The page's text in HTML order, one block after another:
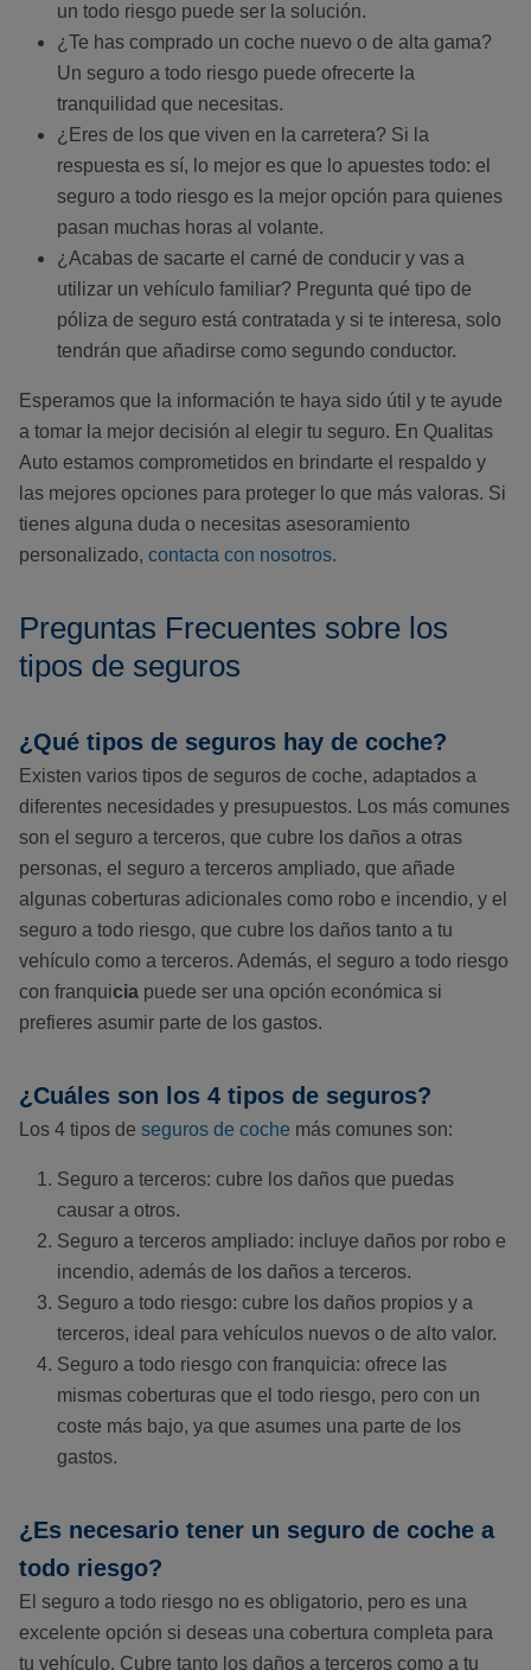
un todo riesgo puede ser la solución.
¿Te has comprado un coche nuevo o de alta gama?
Un seguro a todo riesgo puede ofrecerte la
tranquilidad que necesitas.
¿Eres de los que viven en la carretera? Si la
respuesta es sí, lo mejor es que lo apuestes todo: el
seguro a todo riesgo es la mejor opción para quienes
pasan muchas horas al volante.
¿Acabas de sacarte el carné de conducir y vas a
utilizar un vehículo familiar? Pregunta qué tipo de
póliza de seguro está contratada y si te interesa, solo
tendrán que añadirse como segundo conductor.
Esperamos que la información te haya sido útil y te ayude
a tomar la mejor decisión al elegir tu seguro. En Qualitas
Auto estamos comprometidos en brindarte el respaldo y
las mejores opciones para proteger lo que más valoras. Si
tienes alguna duda o necesitas asesoramiento
personalizado, contacta con nosotros.
Preguntas Frecuentes sobre los
tipos de seguros
¿Qué tipos de seguros hay de coche?
Existen varios tipos de seguros de coche, adaptados a
diferentes necesidades y presupuestos. Los más comunes
son el seguro a terceros, que cubre los daños a otras
personas, el seguro a terceros ampliado, que añade
algunas coberturas adicionales como robo e incendio, y el
seguro a todo riesgo, que cubre los daños tanto a tu
vehículo como a terceros. Además, el seguro a todo riesgo
con franquicia puede ser una opción económica si
prefieres asumir parte de los gastos.
¿Cuáles son los 4 tipos de seguros?
Los 4 tipos de seguros de coche más comunes son:
Seguro a terceros: cubre los daños que puedas
causar a otros.
Seguro a terceros ampliado: incluye daños por robo e
incendio, además de los daños a terceros.
Seguro a todo riesgo: cubre los daños propios y a
terceros, ideal para vehículos nuevos o de alto valor.
Seguro a todo riesgo con franquicia: ofrece las
mismas coberturas que el todo riesgo, pero con un
coste más bajo, ya que asumes una parte de los
gastos.
¿Es necesario tener un seguro de coche a
todo riesgo?
El seguro a todo riesgo no es obligatorio, pero es una
excelente opción si deseas una cobertura completa para
tu vehículo. Cubre tanto los daños a terceros como a tu